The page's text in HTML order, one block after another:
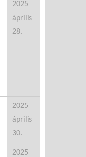
2025.
április
28.
2025.
április
30.
2025.